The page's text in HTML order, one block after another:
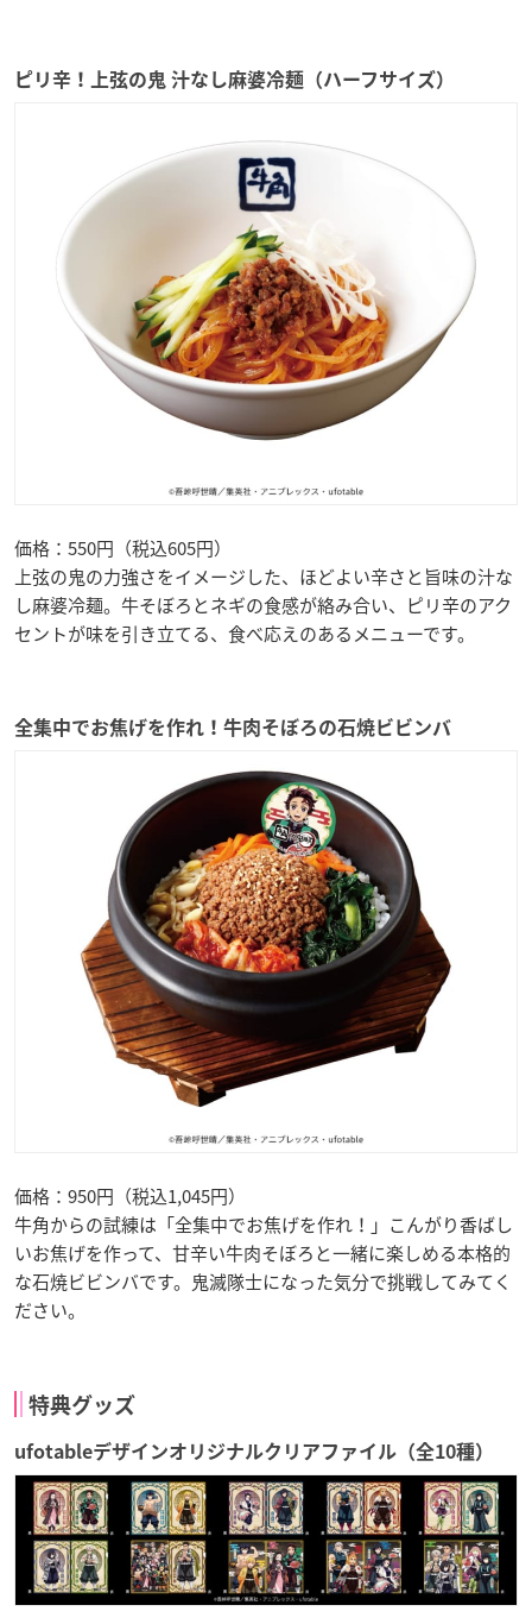
ピリ辛！上弦の鬼 汁なし麻婆冷麺（ハーフサイズ）
価格：550円（税込605円）
上弦の鬼の力強さをイメージした、ほどよい辛さと旨味の汁な
し麻婆冷麺。牛そぼろとネギの食感が絡み合い、ピリ辛のアク
セントが味を引き立てる、食べ応えのあるメニューです。
全集中でお焦げを作れ！牛肉そぼろの石焼ビビンバ
価格：950円（税込1,045円）
牛角からの試練は「全集中でお焦げを作れ！」こんがり香ばし
いお焦げを作って、甘辛い牛肉そぼろと一緒に楽しめる本格的
な石焼ビビンバです。鬼滅隊士になった気分で挑戦してみてく
ださい。
特典グッズ
ufotableデザインオリジナルクリアファイル（全10種）